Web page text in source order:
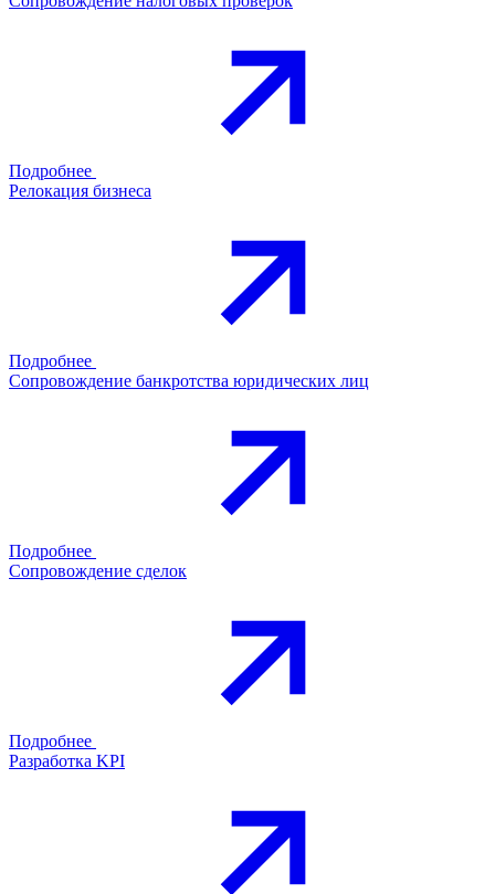
Подробнее
Релокация бизнеса
Подробнее
Сопровождение банкротства юридических лиц
Подробнее
Сопровождение сделок
Подробнее
Разработка KPI